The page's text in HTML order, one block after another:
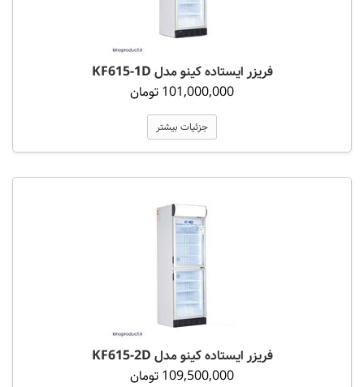
فریزر ایستاده کینو مدل KF615-1D
101,000,000 تومان
جزئیات بیشتر
فریزر ایستاده کینو مدل KF615-2D
109,500,000 تومان